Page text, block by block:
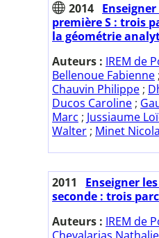
2014
première S : trois
la géométrie
Auteurs : IREM de
Bellenoue Fabienne ;
Chauvin Philippe ;
Ducos Caroline ;
Marc ; Jussiaume
Walter ; Minet
2011
Enseigner
seconde : trois
Auteurs : IREM de